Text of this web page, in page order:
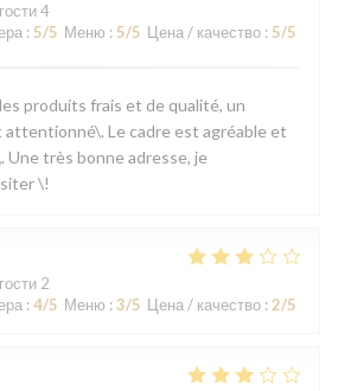
4
: 5/5 Меню : 5/5 Цена / качество : 5/5
produits frais et de qualité, un
attentionné\. Le cadre est agréable et
Une très bonne adresse, je
\!
2
: 4/5 Меню : 3/5 Цена / качество : 2/5